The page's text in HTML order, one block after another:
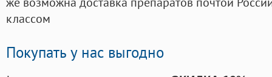
классом
Покупать у нас выгодно